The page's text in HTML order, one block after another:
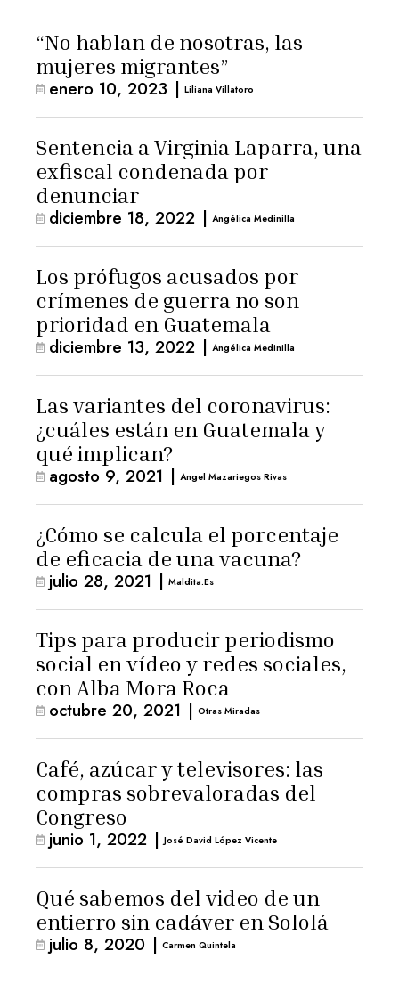
“No hablan de nosotras, las
mujeres migrantes”
enero 10, 2023 | Liliana Villatoro
Sentencia a Virginia Laparra, una
exfiscal condenada por
denunciar
diciembre 18, 2022 | Angélica Medinilla
Los prófugos acusados por
crímenes de guerra no son
prioridad en Guatemala
diciembre 13, 2022 | Angélica Medinilla
Las variantes del coronavirus:
¿cuáles están en Guatemala y
qué implican?
agosto 9, 2021 | Angel Mazariegos Rivas
¿Cómo se calcula el porcentaje
de eficacia de una vacuna?
julio 28, 2021 | Maldita.es
Tips para producir periodismo
social en vídeo y redes sociales,
con Alba Mora Roca
octubre 20, 2021 | Otras Miradas
Café, azúcar y televisores: las
compras sobrevaloradas del
Congreso
junio 1, 2022 | José David López Vicente
Qué sabemos del video de un
entierro sin cadáver en Sololá
julio 8, 2020 | Carmen Quintela